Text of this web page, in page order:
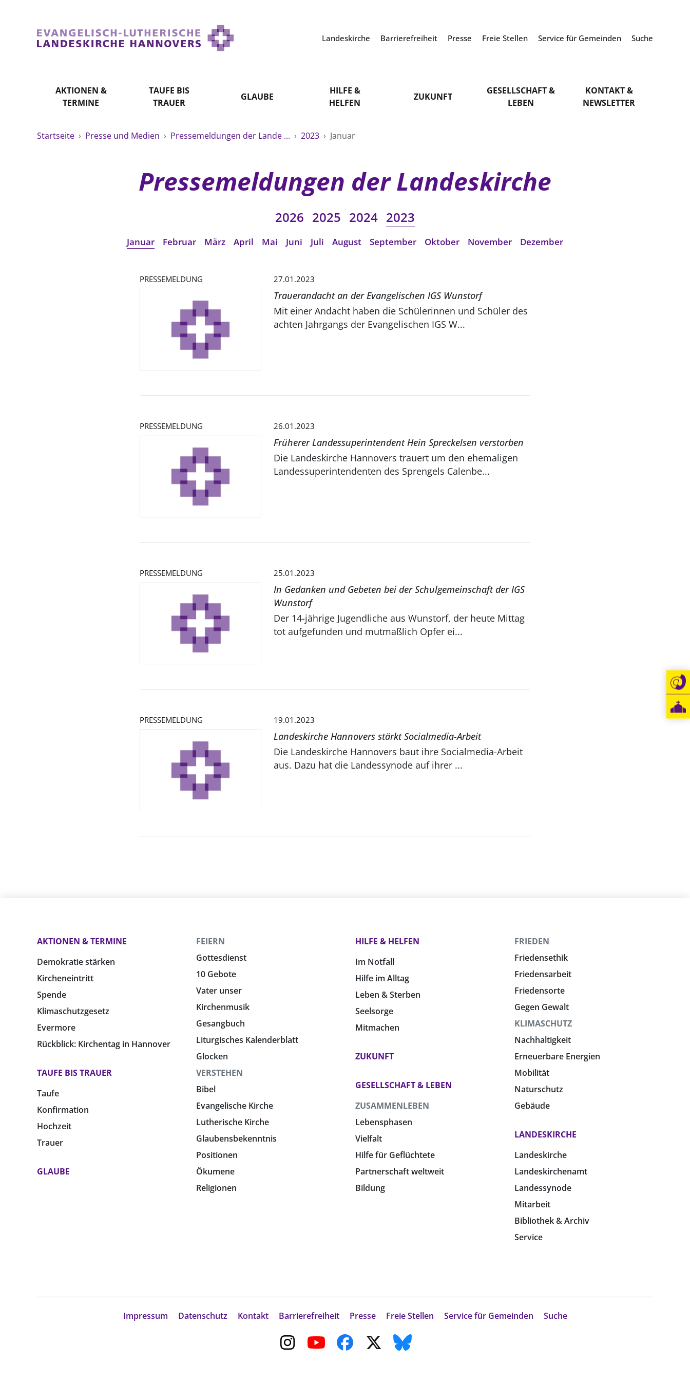
Landeskirche Barrierefreiheit Presse Freie Stellen Service für Gemeinden Suche
AKTIONEN &
TERMINE
TAUFE BIS
TRAUER
GLAUBE
HILFE &
HELFEN
ZUKUNFT
GESELLSCHAFT &
LEBEN
KONTAKT &
NEWSLETTER
Startseite › Presse und Medien › Pressemeldungen der Lande ... › 2023 › Januar
Pressemeldungen der Landeskirche
2026 2025 2024 2023
Januar Februar März April Mai Juni Juli August September Oktober November Dezember
PRESSEMELDUNG 27.01.2023
Trauerandacht an der Evangelischen IGS Wunstorf
Mit einer Andacht haben die Schülerinnen und Schüler des
achten Jahrgangs der Evangelischen IGS W...
PRESSEMELDUNG 26.01.2023
Früherer Landessuperintendent Hein Spreckelsen verstorben
Die Landeskirche Hannovers trauert um den ehemaligen
Landessuperintendenten des Sprengels Calenbe...
PRESSEMELDUNG 25.01.2023
In Gedanken und Gebeten bei der Schulgemeinschaft der IGS
Wunstorf
Der 14-jährige Jugendliche aus Wunstorf, der heute Mittag
tot aufgefunden und mutmaßlich Opfer ei...
PRESSEMELDUNG 19.01.2023
Landeskirche Hannovers stärkt Socialmedia-Arbeit
Die Landeskirche Hannovers baut ihre Socialmedia-Arbeit
aus. Dazu hat die Landessynode auf ihrer ...
AKTIONEN & TERMINE
Demokratie stärken
Kircheneintritt
Spende
Klimaschutzgesetz
Evermore
Rückblick: Kirchentag in Hannover
TAUFE BIS TRAUER
Taufe
Konfirmation
Hochzeit
Trauer
GLAUBE
FEIERN
Gottesdienst
10 Gebote
Vater unser
Kirchenmusik
Gesangbuch
Liturgisches Kalenderblatt
Glocken
VERSTEHEN
Bibel
Evangelische Kirche
Lutherische Kirche
Glaubensbekenntnis
Positionen
Ökumene
Religionen
HILFE & HELFEN
Im Notfall
Hilfe im Alltag
Leben & Sterben
Seelsorge
Mitmachen
ZUKUNFT
GESELLSCHAFT & LEBEN
ZUSAMMENLEBEN
Lebensphasen
Vielfalt
Hilfe für Geflüchtete
Partnerschaft weltweit
Bildung
FRIEDEN
Friedensethik
Friedensarbeit
Friedensorte
Gegen Gewalt
KLIMASCHUTZ
Nachhaltigkeit
Erneuerbare Energien
Mobilität
Naturschutz
Gebäude
LANDESKIRCHE
Landeskirche
Landeskirchenamt
Landessynode
Mitarbeit
Bibliothek & Archiv
Service
Impressum Datenschutz Kontakt Barrierefreiheit Presse Freie Stellen Service für Gemeinden Suche